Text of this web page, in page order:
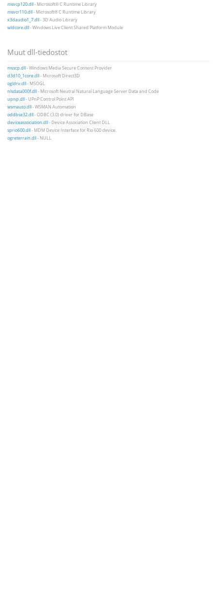
msvcp120.dll- Microsoft® C Runtime Library
msvcr110.dll- Microsoft® C Runtime Library
x3daudio1_7.dll- 3D Audio Library
wldcore.dll- Windows Live Client Shared Platform Module
Muut dll-tiedostot
msscp.dll- Windows Media Secure Content Provider
d3d10_1core.dll- Microsoft Direct3D
ogldrv.dll- MSOGL
nlsdata000f.dll- Microsoft Neutral Natural Language Server Data and Code
upnp.dll- UPnP Control Point API
wsmauto.dll- WSMAN Automation
oddbse32.dll- ODBC (3.0) driver for DBase
deviceassociation.dll- Device Association Client DLL
sprio600.dll- MDM Device Interface for Rio 600 device.
ogreterrain.dll- NULL